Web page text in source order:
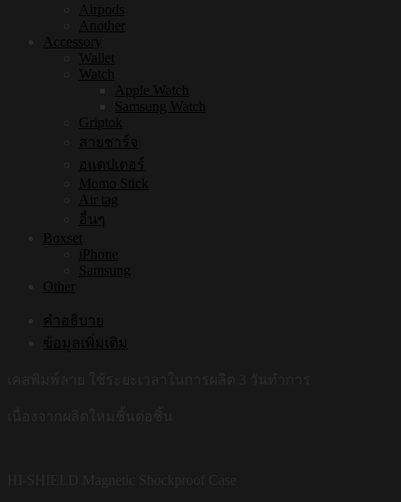
Airpods
Another
Accessory
Wallet
Watch
Apple Watch
Samsung Watch
Griptok
สายชาร์จ
อแดปเตอร์
Momo Stick
Air tag
อื่นๆ
Boxset
iPhone
Samsung
Other
คำอธิบาย
ข้อมูลเพิ่มเติม